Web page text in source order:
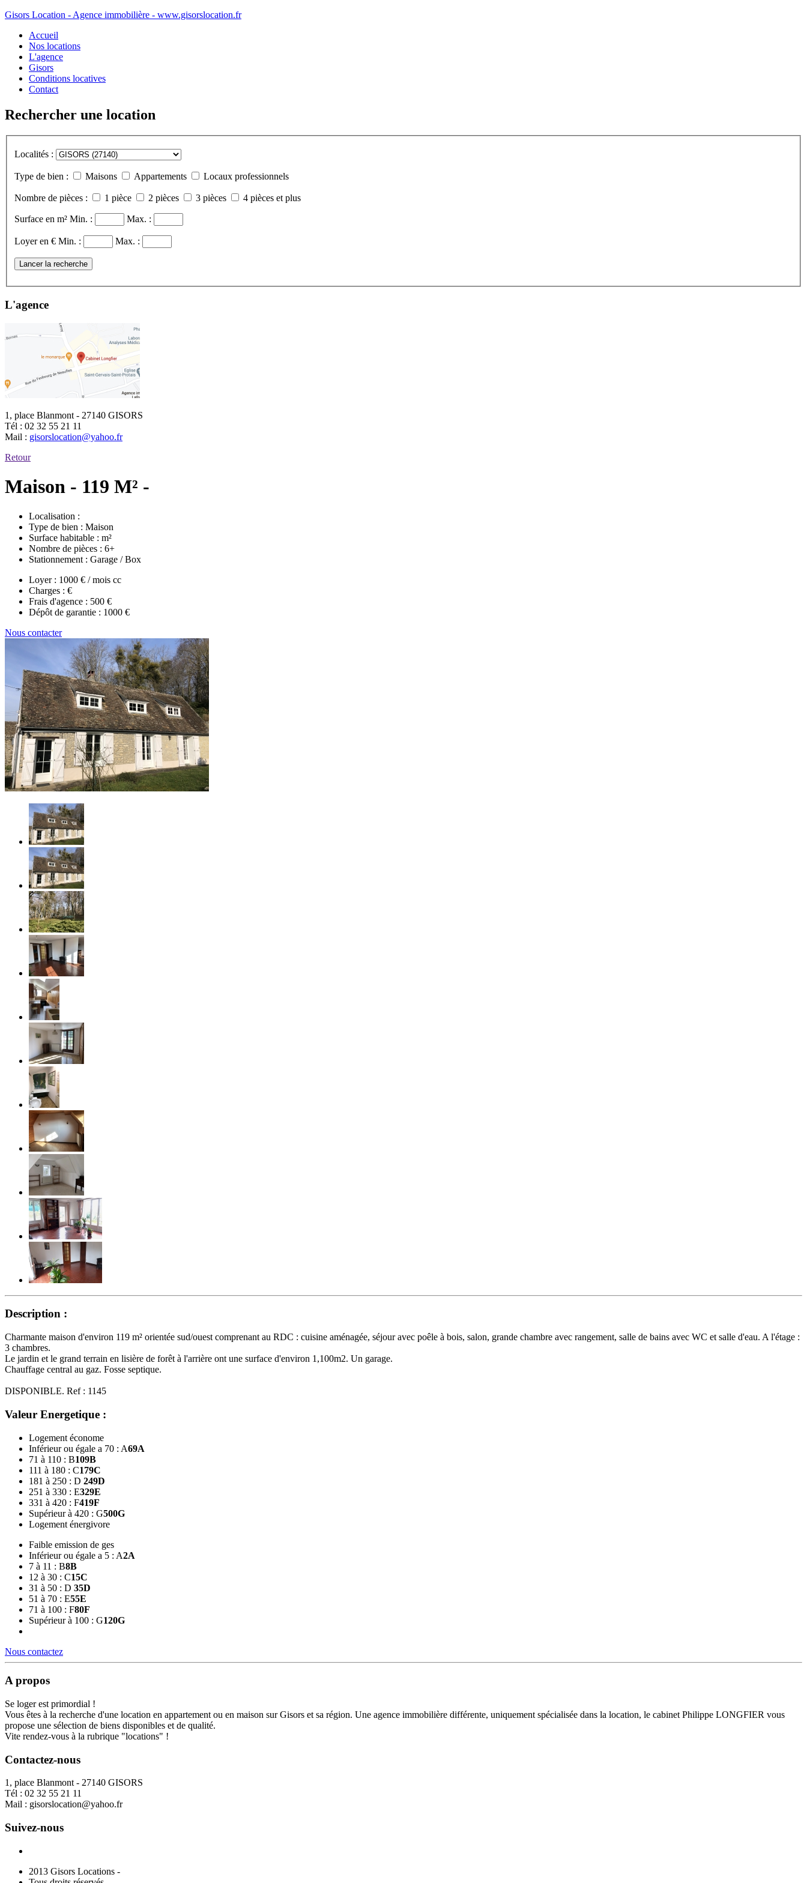
Gisors Location - Agence immobilière - www.gisorslocation.fr
Accueil
Nos locations
L'agence
Gisors
Conditions locatives
Contact
Rechercher une location
Localités :
Type de bien : Maisons Appartements Locaux professionnels
Nombre de pièces : 1 pièce 2 pièces 3 pièces 4 pièces et plus
Surface en m² Min. : Max. :
Loyer en € Min. : Max. :
Lancer la recherche
L'agence
1, place Blanmont - 27140 GISORS
Tél : 02 32 55 21 11
Mail : gisorslocation@yahoo.fr
Retour
Maison - 119 M² -
Localisation :
Type de bien : Maison
Surface habitable : m²
Nombre de pièces : 6+
Stationnement : Garage / Box
Loyer : 1000 € / mois cc
Charges : €
Frais d'agence : 500 €
Dépôt de garantie : 1000 €
Nous contacter
Description :
Charmante maison d'environ 119 m² orientée sud/ouest comprenant au RDC : cuisine aménagée, séjour avec poêle à bois, salon, grande chambre avec rangement, salle de bains avec WC et salle d'eau. A l'étage :
3 chambres.
Le jardin et le grand terrain en lisière de forêt à l'arrière ont une surface d'environ 1,100m2. Un garage.
Chauffage central au gaz. Fosse septique.
DISPONIBLE. Ref : 1145
Valeur Energetique :
Logement économe
Inférieur ou égale a 70 : A69A
71 à 110 : B109B
111 à 180 : C179C
181 à 250 : D 249D
251 à 330 : E329E
331 à 420 : F419F
Supérieur à 420 : G500G
Logement énergivore
Faible emission de ges
Inférieur ou égale a 5 : A2A
7 à 11 : B8B
12 à 30 : C15C
31 à 50 : D 35D
51 à 70 : E55E
71 à 100 : F80F
Supérieur à 100 : G120G
Nous contactez
A propos
Se loger est primordial !
Vous êtes à la recherche d'une location en appartement ou en maison sur Gisors et sa région. Une agence immobilière différente, uniquement spécialisée dans la location, le cabinet Philippe LONGFIER vous
propose une sélection de biens disponibles et de qualité.
Vite rendez-vous à la rubrique "locations" !
Contactez-nous
1, place Blanmont - 27140 GISORS
Tél : 02 32 55 21 11
Mail : gisorslocation@yahoo.fr
Suivez-nous
2013 Gisors Locations -